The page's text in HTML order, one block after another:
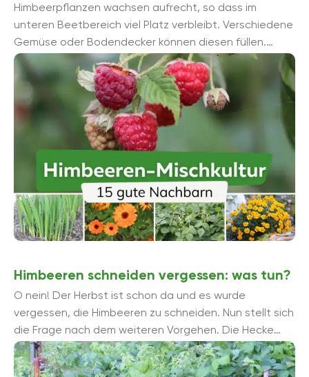
Himbeerpflanzen wachsen aufrecht, so dass im
unteren Beetbereich viel Platz verbleibt. Verschiedene
Gemüse oder Bodendecker können diesen füllen.
Diese Pflanzen sorgen für eine ausgezeichnete
Himbeeren-Mischkultur.
Himbeeren schneiden vergessen: was tun?
O nein! Der Herbst ist schon da und es wurde
vergessen, die Himbeeren zu schneiden. Nun stellt sich
die Frage nach dem weiteren Vorgehen. Die Hecke
ruhen lassen oder doch ...